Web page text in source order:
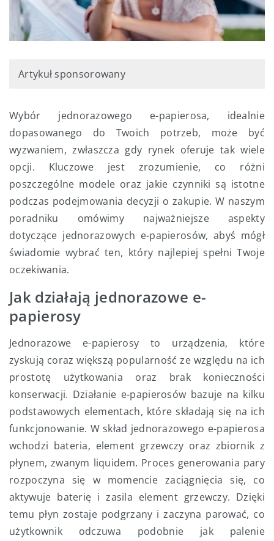
Artykuł sponsorowany
Wybór jednorazowego e-papierosa, idealnie
dopasowanego do Twoich potrzeb, może być
wyzwaniem, zwłaszcza gdy rynek oferuje tak wiele
opcji. Kluczowe jest zrozumienie, co różni
poszczególne modele oraz jakie czynniki są istotne
podczas podejmowania decyzji o zakupie. W naszym
poradniku omówimy najważniejsze aspekty
dotyczące jednorazowych e-papierosów, abyś mógł
świadomie wybrać ten, który najlepiej spełni Twoje
oczekiwania.
Jak działają jednorazowe e-
papierosy
Jednorazowe e-papierosy to urządzenia, które
zyskują coraz większą popularność ze względu na ich
prostotę użytkowania oraz brak konieczności
konserwacji. Działanie e-papierosów bazuje na kilku
podstawowych elementach, które składają się na ich
funkcjonowanie. W skład jednorazowego e-papierosa
wchodzi bateria, element grzewczy oraz zbiornik z
płynem, zwanym liquidem. Proces generowania pary
rozpoczyna się w momencie zaciągnięcia się, co
aktywuje baterię i zasila element grzewczy. Dzięki
temu płyn zostaje podgrzany i zaczyna parować, co
użytkownik odczuwa podobnie jak palenie